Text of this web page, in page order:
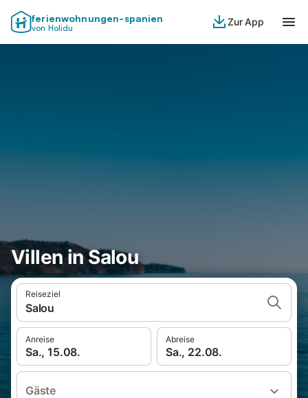
ferienwohnungen-spanien
von Holidu
Zur App
Villen in Salou
Reiseziel
Salou
Anreise
Sa., 15.08.
Abreise
Sa., 22.08.
Gäste